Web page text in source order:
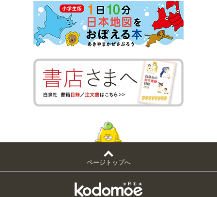
ページトップへ